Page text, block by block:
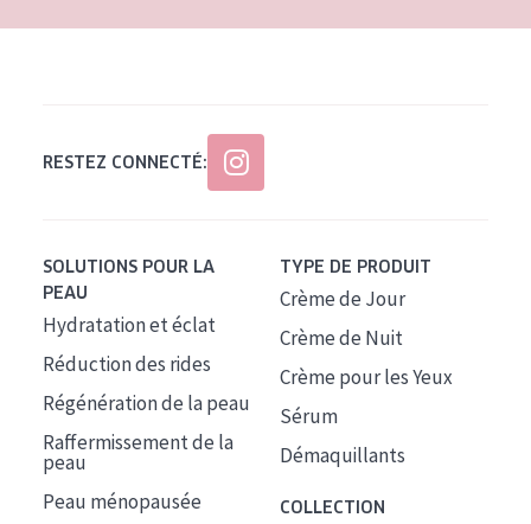
Âge : 55+
RESTEZ CONNECTÉ:
SOLUTIONS POUR LA
PEAU
Hydratation et éclat
Réduction des rides
Régénération de la peau
Raffermissement de la
peau
Peau ménopausée
TYPE DE PRODUIT
Crème de Jour
Crème de Nuit
Crème pour les Yeux
Sérum
Démaquillants
COLLECTION